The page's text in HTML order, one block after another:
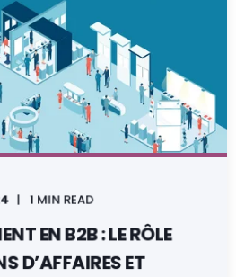
1 MIN READ
EN B2B : LE RÔLE
D’AFFAIRES ET